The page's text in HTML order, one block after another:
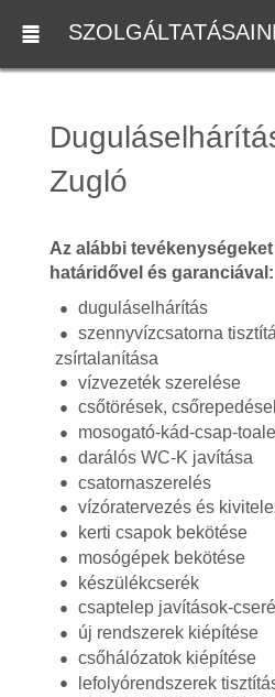
Zugló
Az alábbi
határidővel és garanciával:
duguláselhárítás
szennyvízcsatorna
zsírtalanítása
vízvezeték szerelése
csőtörések,
mosogató-kád-csap-
darálós WC-K javítása
csatornaszerelés
vízóratervezés és
kerti csapok bekötése
mosógépek bekötése
készülékcserék
csaptelep javítások-
új rendszerek kiépítése
csőhálózatok kiépítése
lefolyórendszerek